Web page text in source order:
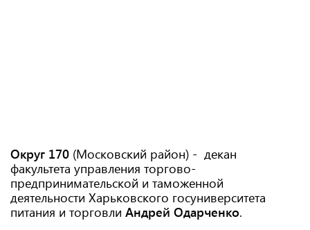
Округ 170 (Московский район) - декан
факультета управления торгово-
предпринимательской и таможенной
деятельности Харьковского госуниверситета
питания и торговли Андрей Одарченко.